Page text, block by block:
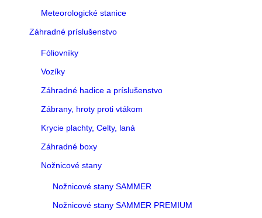
Meteorologické stanice
Záhradné príslušenstvo
Fóliovníky
Vozíky
Záhradné hadice a príslušenstvo
Zábrany, hroty proti vtákom
Krycie plachty, Celty, laná
Záhradné boxy
Nožnicové stany
Nožnicové stany SAMMER
Nožnicové stany SAMMER PREMIUM